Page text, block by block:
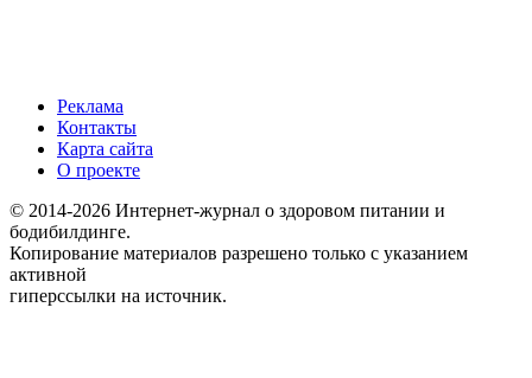
Реклама
Контакты
Карта сайта
О проекте
© 2014-2026 Интернет-журнал о здоровом питании и
бодибилдинге.
Копирование материалов разрешено только с указанием
активной
гиперссылки на источник.